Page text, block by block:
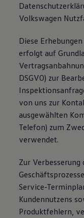
Volkswagen
Diese
erfolgt auf
DSGVO) zur
von uns zur
ausgewählten
Telefon) zum
verwendet.
Zur Verbesserung
Service-
Kundennutzens
Produktfehlern,